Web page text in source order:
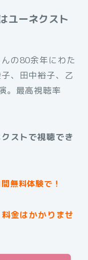
ユーネクスト
の80余年にわた
、田中裕子、乙
。最高視聴率
ストで視聴でき
無料体験で！
金はかかりませ